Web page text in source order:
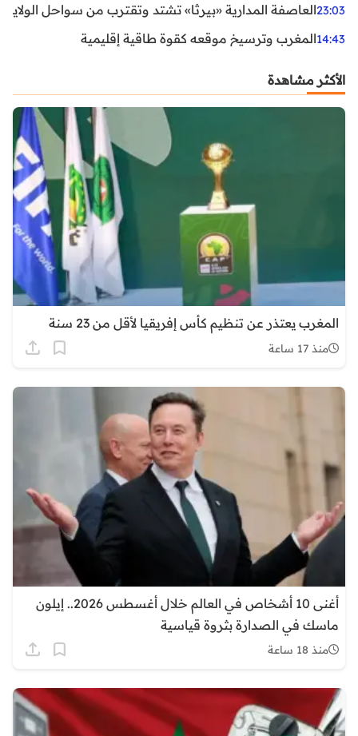
23:03العاصفة المدارية «بيرثا» تشتد وتقترب من سواحل
14:43المغرب وترسيخ موقعه كقوة طاقية إقليمية
الأكثر مشاهدة
المغرب يعتذر عن تنظيم كأس إفريقيا لأقل من 23 سنة
منذ 17 ساعة
أغنى 10 أشخاص في العالم خلال أغسطس 2026.. إيلون
ماسك في الصدارة بثروة قياسية
منذ 18 ساعة